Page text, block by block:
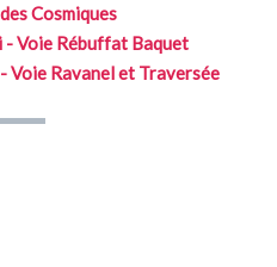
Cosmiques
Voie Rébuffat Baquet
Voie Ravanel et Traversée